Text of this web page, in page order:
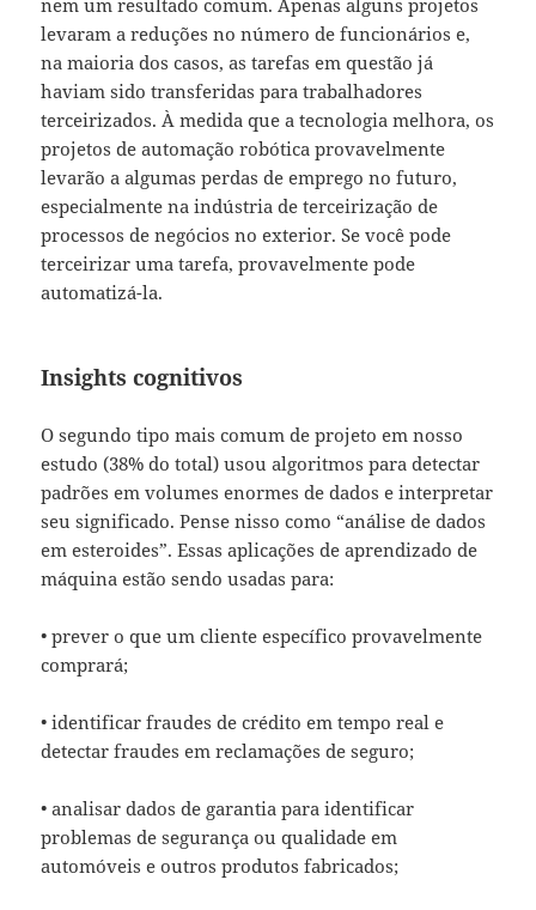
nem um resultado comum. Apenas alguns projetos
levaram a reduções no número de funcionários e,
na maioria dos casos, as tarefas em questão já
haviam sido transferidas para trabalhadores
terceirizados. À medida que a tecnologia melhora, os
projetos de automação robótica provavelmente
levarão a algumas perdas de emprego no futuro,
especialmente na indústria de terceirização de
processos de negócios no exterior. Se você pode
terceirizar uma tarefa, provavelmente pode
automatizá-la.
Insights cognitivos
O segundo tipo mais comum de projeto em nosso
estudo (38% do total) usou algoritmos para detectar
padrões em volumes enormes de dados e interpretar
seu significado. Pense nisso como “análise de dados
em esteroides”. Essas aplicações de aprendizado de
máquina estão sendo usadas para:
• prever o que um cliente específico provavelmente
comprará;
• identificar fraudes de crédito em tempo real e
detectar fraudes em reclamações de seguro;
• analisar dados de garantia para identificar
problemas de segurança ou qualidade em
automóveis e outros produtos fabricados;